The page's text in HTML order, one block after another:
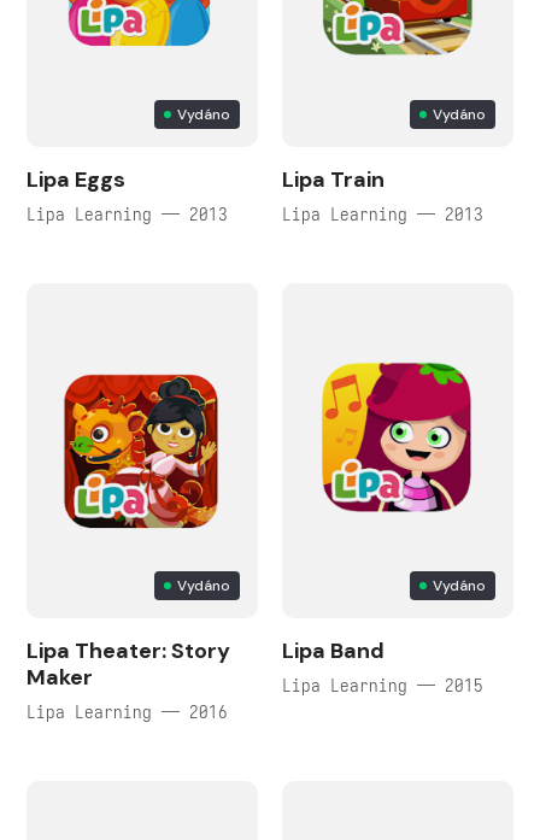
Vydáno
Lipa Eggs
Lipa Learning — 2013
Vydáno
Lipa Train
Lipa Learning — 2013
Vydáno
Lipa Theater: Story
Maker
Lipa Learning — 2016
Vydáno
Lipa Band
Lipa Learning — 2015